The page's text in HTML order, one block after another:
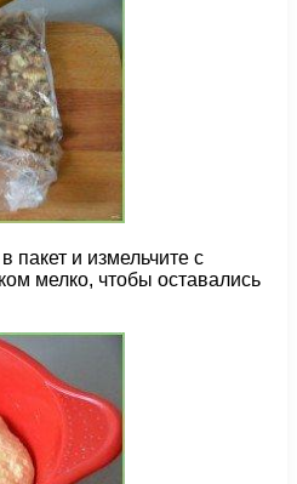
и измельчите с
мелко, чтобы оставались